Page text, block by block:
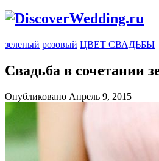
зеленый розовый ЦВЕТ СВАДЬБЫ
Свадьба в сочетании
Опубликовано Апрель 9, 2015